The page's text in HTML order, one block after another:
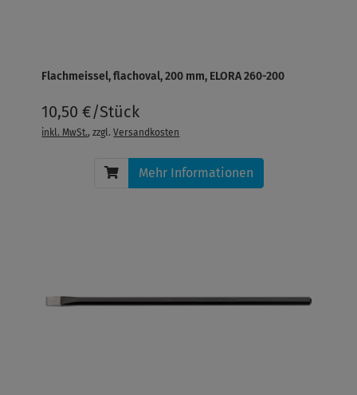
Flachmeissel, flachoval, 200 mm, ELORA 260-200
10,50 €/Stück
inkl. MwSt., zzgl.Versandkosten
Mehr Informationen